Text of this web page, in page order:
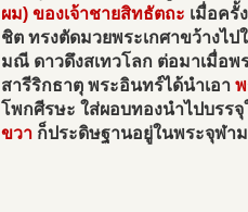
ผม) ของเจ้าชายสิทธัตถะ เมื่อครั้
ชิต ทรงตัดมวยพระเกศาขว้างไ
มณี ดาวดึงสเทวโลก ต่อมาเมื่อ
สารีริกธาตุ พระอินทร์ได้นำเอา
โพกศีรษะ ใส่ผอบทองนำไปบร
ขวา ก็ประดิษฐานอยู่ในพระจุฬา